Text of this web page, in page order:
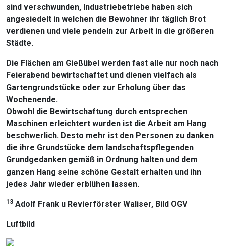
sind verschwunden, Industriebetriebe haben sich
angesiedelt in welchen die Bewohner ihr täglich Brot
verdienen und viele pendeln zur Arbeit in die größeren
Städte.
Die Flächen am Gießübel werden fast alle nur noch nach
Feierabend bewirtschaftet und dienen vielfach als
Gartengrundstücke oder zur Erholung über das
Wochenende.
Obwohl die Bewirtschaftung durch entsprechen
Maschinen erleichtert wurden ist die Arbeit am Hang
beschwerlich. Desto mehr ist den Personen zu danken
die ihre Grundstücke dem landschaftspflegenden
Grundgedanken gemäß in Ordnung halten und dem
ganzen Hang seine schöne Gestalt erhalten und ihn
jedes Jahr wieder erblühen lassen.
13 Adolf Frank u Revierförster Waliser, Bild OGV
Luftbild